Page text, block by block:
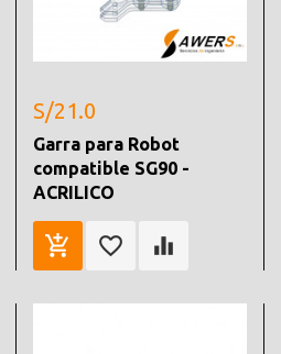
S/21.0
Garra para Robot
compatible SG90 -
ACRILICO